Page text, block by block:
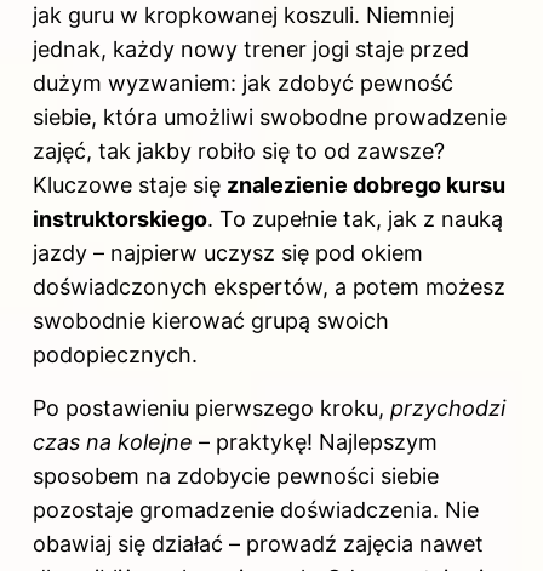
jak guru w kropkowanej koszuli. Niemniej
jednak, każdy nowy trener jogi staje przed
dużym wyzwaniem: jak zdobyć pewność
siebie, która umożliwi swobodne prowadzenie
zajęć, tak jakby robiło się to od zawsze?
Kluczowe staje się znalezienie dobrego kursu
instruktorskiego. To zupełnie tak, jak z nauką
jazdy – najpierw uczysz się pod okiem
doświadczonych ekspertów, a potem możesz
swobodnie kierować grupą swoich
podopiecznych.
Po postawieniu pierwszego kroku, przychodzi
czas na kolejne – praktykę! Najlepszym
sposobem na zdobycie pewności siebie
pozostaje gromadzenie doświadczenia. Nie
obawiaj się działać – prowadź zajęcia nawet